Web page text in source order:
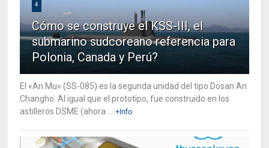
4
Cómo se construye el KSS-III, el
submarino sudcoreano referencia para
Polonia, Canada y Perú?
El «An Mu» (SS-085) es la segunda unidad del tipo Dosan An
Changho. Al igual que el prototipo, fue construido en los
astilleros DSME (ahora ...
+Info